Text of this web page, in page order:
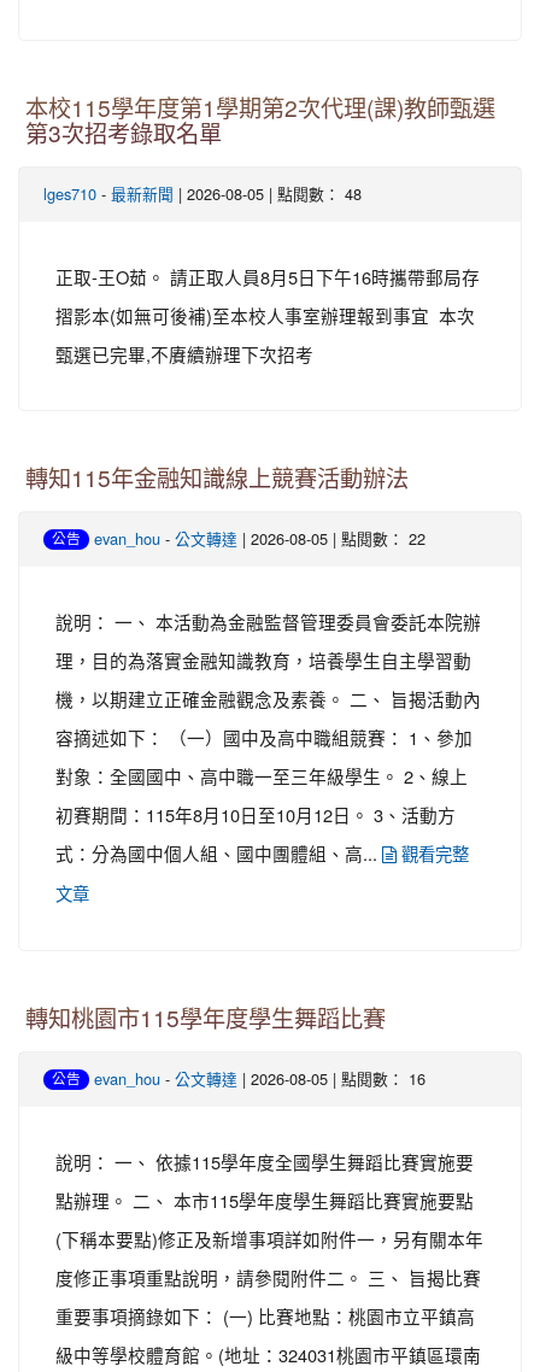
本校115學年度第1學期第2次代理(課)教師甄選
第3次招考錄取名單
lges710 - 最新新聞 | 2026-08-05 | 點閱數： 48
正取-王O茹。 請正取人員8月5日下午16時攜帶郵局存
摺影本(如無可後補)至本校人事室辦理報到事宜 本次
甄選已完畢,不賡續辦理下次招考
轉知115年金融知識線上競賽活動辦法
公告 evan_hou - 公文轉達 | 2026-08-05 | 點閱數： 22
說明： 一、 本活動為金融監督管理委員會委託本院辦
理，目的為落實金融知識教育，培養學生自主學習動
機，以期建立正確金融觀念及素養。 二、 旨揭活動內
容摘述如下： （一）國中及高中職組競賽： 1、參加
對象：全國國中、高中職一至三年級學生。 2、線上
初賽期間：115年8月10日至10月12日。 3、活動方
式：分為國中個人組、國中團體組、高...
觀看完整
文章
轉知桃園市115學年度學生舞蹈比賽
公告 evan_hou - 公文轉達 | 2026-08-05 | 點閱數： 16
說明： 一、 依據115學年度全國學生舞蹈比賽實施要
點辦理。 二、 本市115學年度學生舞蹈比賽實施要點
(下稱本要點)修正及新增事項詳如附件一，另有關本年
度修正事項重點說明，請參閱附件二。 三、 旨揭比賽
重要事項摘錄如下： (一) 比賽地點：桃園市立平鎮高
級中等學校體育館。(地址：324031桃園市平鎮區環南